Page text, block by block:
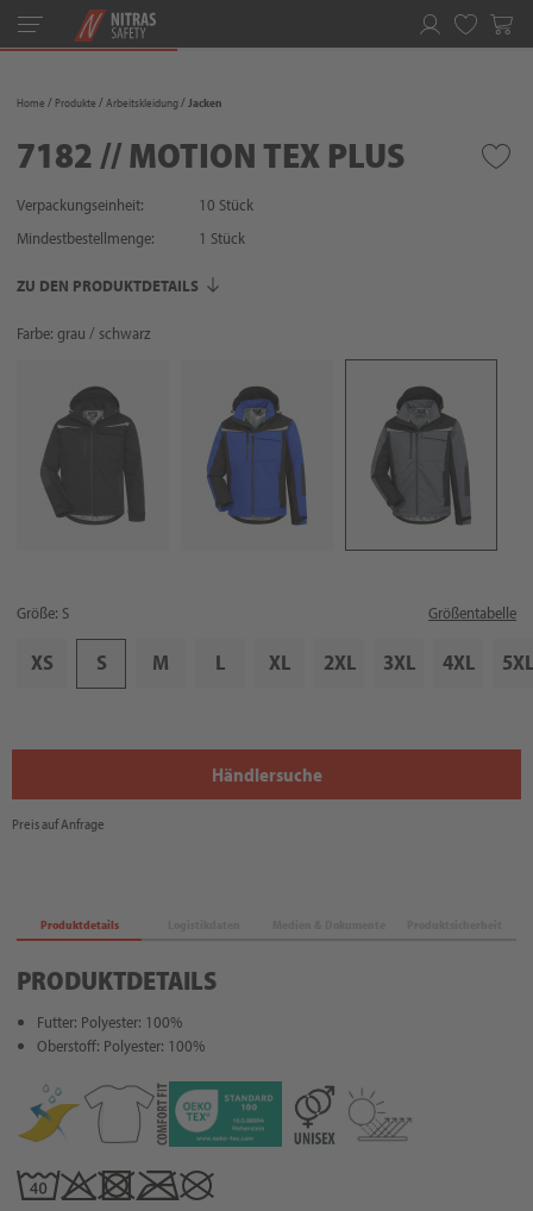
Toggle
navigation
Home Produkte Arbeitskleidung Jacken
7182 // MOTION TEX PLUS
Verpackungseinheit:
10 Stück
Mindestbestellmenge:
1 Stück
ZU DEN PRODUKTDETAILS
Farbe: grau / schwarz
Größe: S Größentabelle
XS S M L XL 2XL 3XL 4XL 5XL
Händlersuche
Preis auf Anfrage
Produktdetails
PRODUKTDETAILS
Futter: Polyester: 100%
Oberstoff: Polyester: 100%